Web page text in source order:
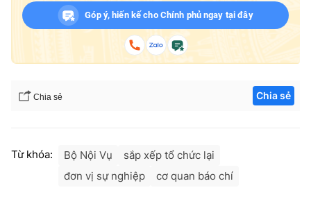
Góp ý, hiến kế cho Chính phủ ngay tại đây
Chia sẻ Chia sẻ
Từ khóa: Bộ Nội Vụ
sắp xếp tổ chức lại
đơn vị sự nghiệp
cơ quan báo chí